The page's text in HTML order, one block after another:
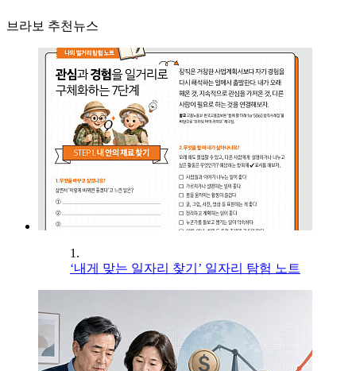
브라보 추천뉴스
1.
‘내게 맞는 일자리 찾기’ 일자리 탐험 노트